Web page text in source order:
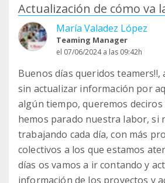
Actualización de cómo va
María Valadez López
Teaming Manager
el 07/06/2024 a las 09:42h
Buenos días queridos teamers!!,
sin actualizar información por
algún tiempo, queremos
hemos parado nuestra labor, si
trabajando cada día, con más
colectivos a los que estamos
días os vamos a ir contando y
información de los proyectos y